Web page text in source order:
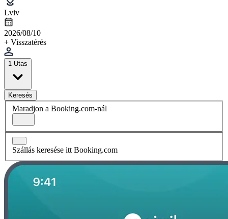
Lviv
2026/08/10
+ Visszatérés
1 Utas
Keresés
Maradjon a Booking.com-nál
Szállás keresése itt Booking.com